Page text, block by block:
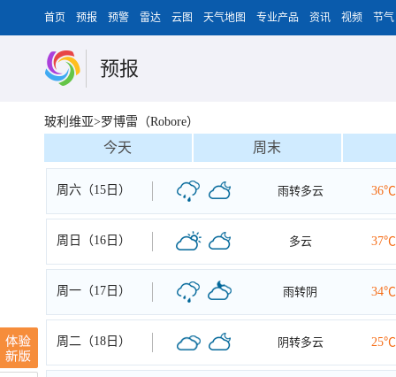
首页 预报 预警 雷达 云图 天气地图 专业产品 资讯 视频 节气
预报
玻利维亚>罗博雷（Robore）
今天 周末
周六（15日） 雨转多云 36℃
周日（16日） 多云 37℃
周一（17日） 雨转阴 34℃
周二（18日） 阴转多云 25℃